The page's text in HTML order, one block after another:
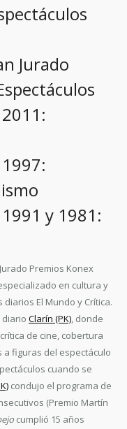
Jurado
y 1981:
Premios Konex
en cultura y
El Mundo y Crítica.
diario Clarín (PK), donde
de cine, cobertura
figuras del espectáculo
cuando se
condujo el programa de
(Premio Martín
cumplió 15 años